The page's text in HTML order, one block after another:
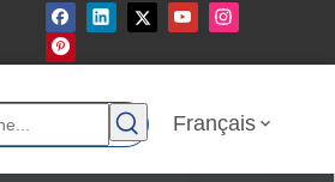
NOUS Français